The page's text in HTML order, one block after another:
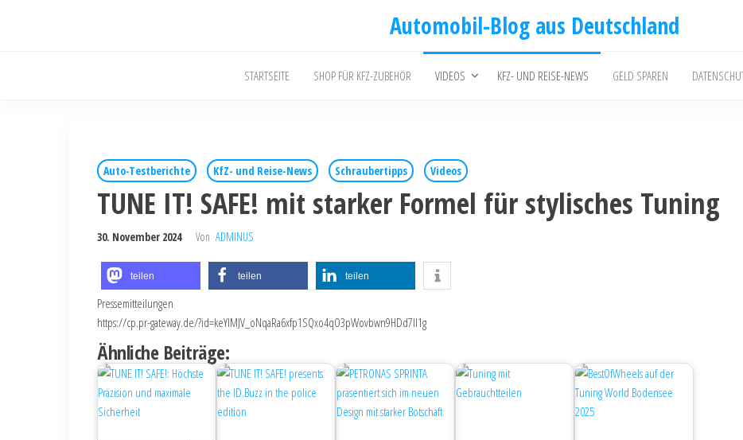
Automobil-Blog aus Deutschland
STARTSEITE SHOP FÜR KFZ-ZUBEHÖR VIDEOS KFZ- UND REISE-NEWS GELD SPAREN
Auto-Testberichte KfZ- und Reise-News Schraubertipps Videos
TUNE IT! SAFE! mit starker Formel für stylisches Tuning
30. November 2024 Von ADMINUS
teilen teilen teilen
Pressemitteilungen
https://cp.pr-gateway.de/?id=keYlMJV_oNqaRa6xfp1SQxo4qO3pWovbwn9HDd7Il1g
Ähnliche Beiträge: